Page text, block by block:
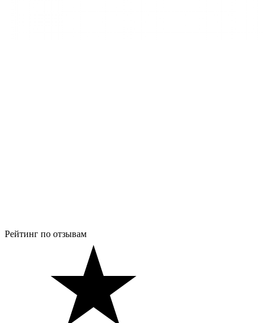
Рейтинг по отзывам